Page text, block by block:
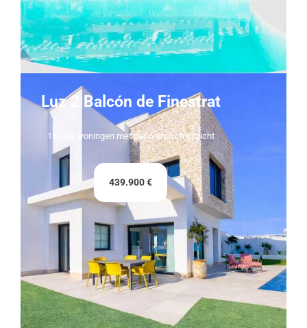
Luz 2 Balcón de Finestrat
18 luxe woningen met panoramisch uitzicht
439.900 €